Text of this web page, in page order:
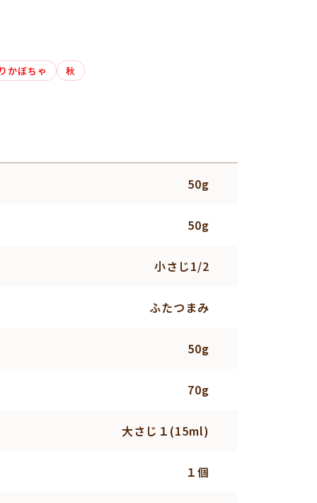
かぼちゃ 秋
50g
50g
小さじ1/2
ふたつまみ
50g
70g
大さじ１(15ml)
１個